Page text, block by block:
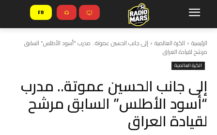
FR
الرئيسية الكرة العالمية إلى جانب الحسين عموتة.. مدرب "أسود الأطلس" السابق
مرشح لقيادة العراق
الكرة العالمية
إلى جانب الحسين عموتة.. مدرب
“أسود الأطلس” السابق مرشح
لقيادة العراق